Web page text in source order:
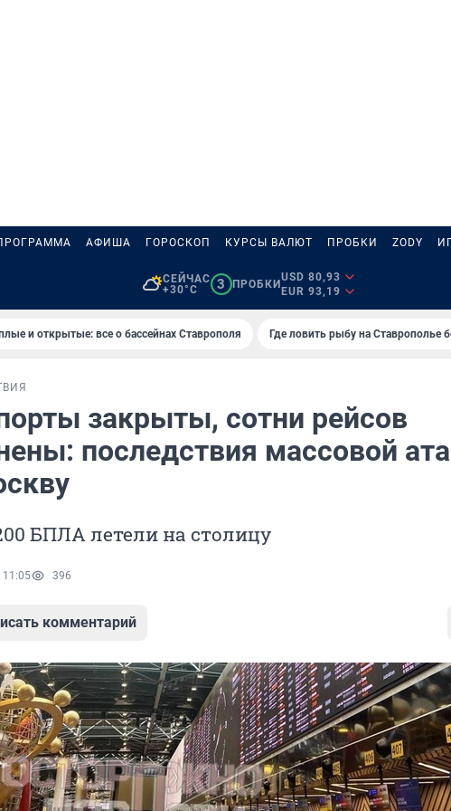
АФИША ГОРОСКОП КУРСЫ ВАЛЮТ ПРОБКИ ZODY
СЕЙЧАС
+30°C
3 ПРОБКИ
USD 80,93
EUR 93,19
и открытые: все о бассейнах Ставрополя Где ловить рыбу на Ставрополье
закрыты, сотни рейсов
последствия массовой
БПЛА летели на столицу
11:05 396
комментарий